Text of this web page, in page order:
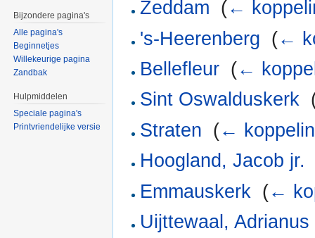
Zeddam (←
's-Heerenberg (←
Bellefleur (←
Sint Oswalduskerk
Straten (←
Hoogland, Jacob jr.
Emmauskerk (←
Uijttewaal,
Bijzondere pagina's
Alle pagina's
Beginnetjes
Willekeurige pagina
Zandbak
Hulpmiddelen
Speciale pagina's
Printvriendelijke versie